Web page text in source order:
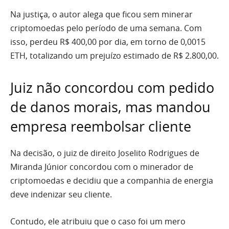
Na justiça, o autor alega que ficou sem minerar
criptomoedas pelo período de uma semana. Com
isso, perdeu R$ 400,00 por dia, em torno de 0,0015
ETH, totalizando um prejuízo estimado de R$ 2.800,00.
Juiz não concordou com pedido
de danos morais, mas mandou
empresa reembolsar cliente
Na decisão, o juiz de direito Joselito Rodrigues de
Miranda Júnior concordou com o minerador de
criptomoedas e decidiu que a companhia de energia
deve indenizar seu cliente.
Contudo, ele atribuiu que o caso foi um mero